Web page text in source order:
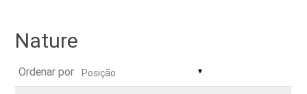
Nature
Ordenar por ▼